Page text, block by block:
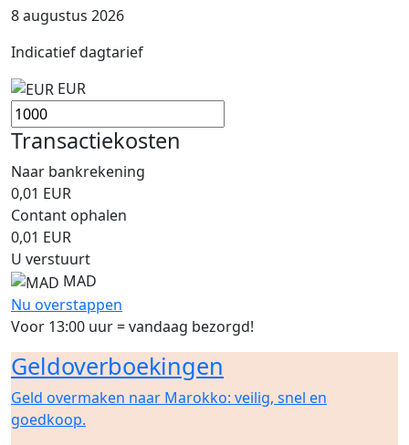
8 augustus 2026
Indicatief dagtarief
EUR
Transactiekosten
Naar bankrekening
0,01 EUR
Contant ophalen
0,01 EUR
U verstuurt
MAD
Nu overstappen
Voor 13:00 uur = vandaag bezorgd!
Geldoverboekingen
Geld overmaken naar Marokko: veilig, snel en
goedkoop.